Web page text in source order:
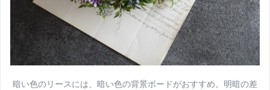
暗い色のリースには、暗い色の背景ボードがおすすめ。明暗の差